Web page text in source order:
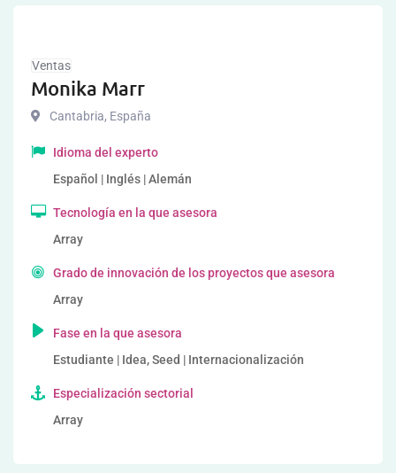
Ventas
Monika Marr
Cantabria, España
Idioma del experto
Español | Inglés | Alemán
Tecnología en la que asesora
Array
Grado de innovación de los proyectos que asesora
Array
Fase en la que asesora
Estudiante | Idea, Seed | Internacionalización
Especialización sectorial
Array